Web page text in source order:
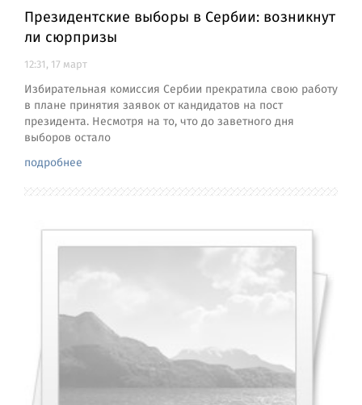
Президентские выборы в Сербии: возникнут
ли сюрпризы
12:31, 17 март
Избирательная комиссия Сербии прекратила свою работу
в плане принятия заявок от кандидатов на пост
президента. Несмотря на то, что до заветного дня
выборов остало
подробнее